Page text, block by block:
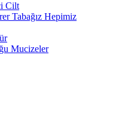
Cilt
Tabağız Hepimiz
Mucizeler